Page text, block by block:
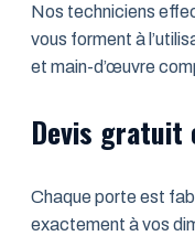
Nos techniciens
vous forment à
et main-d’œuvre
Devis
Chaque porte est
exactement à vos